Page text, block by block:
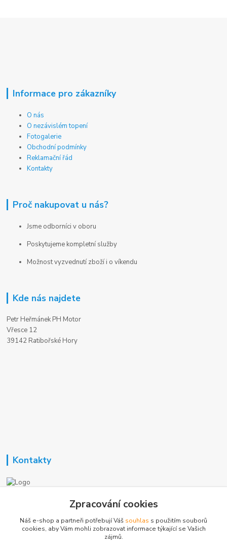
Informace pro zákazníky
O nás
O nezávislém topení
Fotogalerie
Obchodní podmínky
Reklamační řád
Kontakty
Proč nakupovat u nás?
Jsme odborníci v oboru
Poskytujeme kompletní služby
Možnost vyzvednutí zboží i o víkendu
Kde nás najdete
Petr Heřmánek PH Motor
Vřesce 12
39142 Ratibořské Hory
Kontakty
+420 723 362 738
Zpracování cookies
Náš e-shop a partneři potřebují Váš souhlas s použitím souborů
cookies, aby Vám mohli zobrazovat informace týkající se Vašich
zájmů.